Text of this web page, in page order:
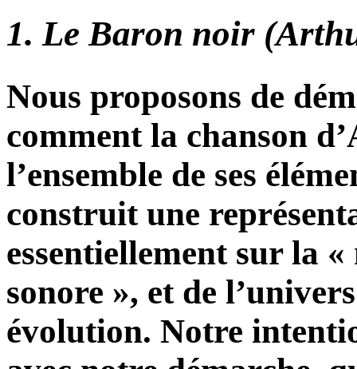
1. Le Baron noir
Nous proposons de
comment la chanson
l’ensemble de ses
construit une
essentiellement sur la
sonore », et de
évolution. Notre